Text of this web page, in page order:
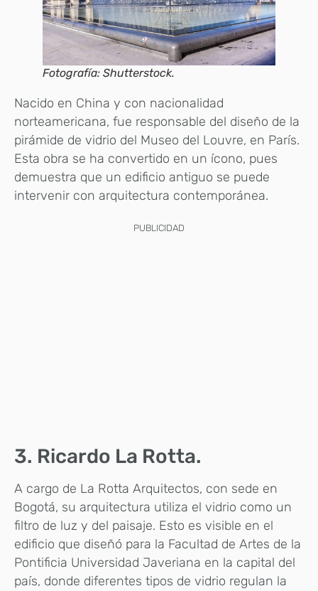
Fotografía: Shutterstock.
Nacido en China y con nacionalidad
norteamericana, fue responsable del diseño de la
pirámide de vidrio del Museo del Louvre, en París.
Esta obra se ha convertido en un ícono, pues
demuestra que un edificio antiguo se puede
intervenir con arquitectura contemporánea.
PUBLICIDAD
3. Ricardo La Rotta.
A cargo de La Rotta Arquitectos, con sede en
Bogotá, su arquitectura utiliza el vidrio como un
filtro de luz y del paisaje. Esto es visible en el
edificio que diseñó para la Facultad de Artes de la
Pontificia Universidad Javeriana en la capital del
país, donde diferentes tipos de vidrio regulan la